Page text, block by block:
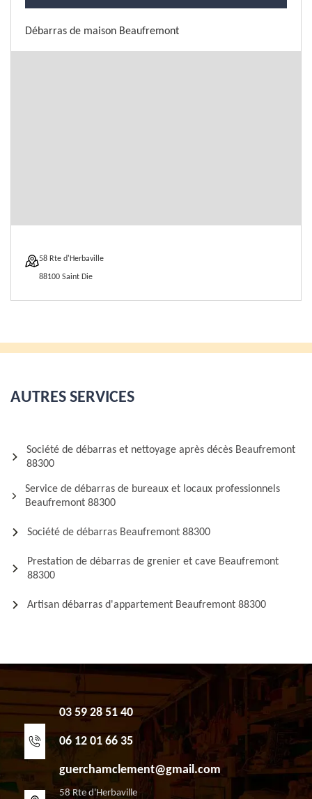
Débarras de maison Beaufremont
58 Rte d'Herbaville
88100 Saint Die
AUTRES SERVICES
Société de débarras et nettoyage après décès Beaufremont
88300
Service de débarras de bureaux et locaux professionnels
Beaufremont 88300
Société de débarras Beaufremont 88300
Prestation de débarras de grenier et cave Beaufremont
88300
Artisan débarras d'appartement Beaufremont 88300
03 59 28 51 40
06 12 01 66 35
guerchamclement@gmail.com
58 Rte d'Herbaville